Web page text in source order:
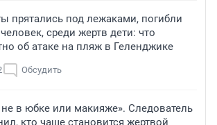
прятались под лежаками, погибли
среди жертв дети: что
об атаке на пляж в Геленджике
Обсудить
в юбке или макияже». Следователь
кто чаще становится жертвой